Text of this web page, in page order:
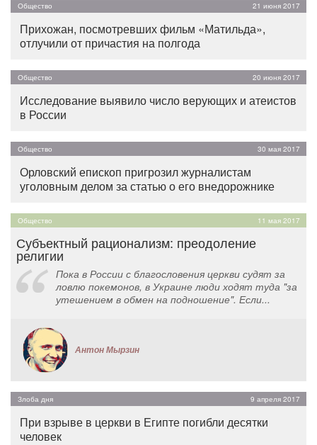
Общество 21 июня 2017
Прихожан, посмотревших фильм «Матильда»,
отлучили от причастия на полгода
Общество 20 июня 2017
Исследование выявило число верующих и атеистов
в России
Общество 30 мая 2017
Орловский епископ пригрозил журналистам
уголовным делом за статью о его внедорожнике
Общество 11 мая 2017
Субъектный рационализм: преодоление
религии
Пока в России с благословения церкви судят за
ловлю покемонов, в Украине люди ходят туда "за
утешением в обмен на подношение". Если...
Антон Мырзин
Злоба дня 9 апреля 2017
При взрыве в церкви в Египте погибли десятки
человек